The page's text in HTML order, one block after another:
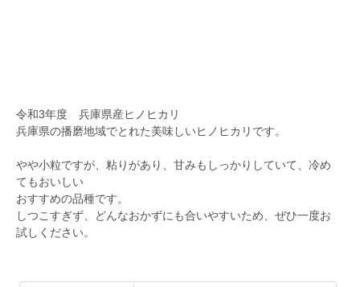
令和3年度 兵庫県産ヒノヒカリ
兵庫県の播磨地域でとれた美味しいヒノヒカリです。
やや小粒ですが、粘りがあり、甘みもしっかりしていて、冷め
てもおいしい
おすすめの品種です。
しつこすぎず、どんなおかずにも合いやすいため、ぜひ一度お
試しください。